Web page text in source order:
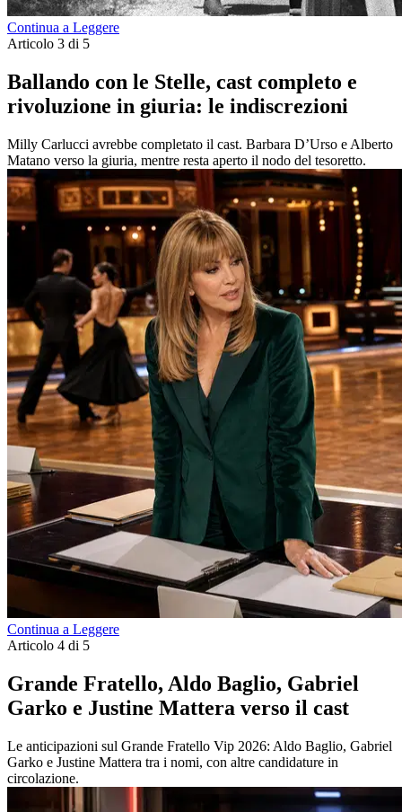
Continua a Leggere
Articolo 3 di 5
Ballando con le Stelle, cast completo e
rivoluzione in giuria: le indiscrezioni
Milly Carlucci avrebbe completato il cast. Barbara D’Urso e Alberto
Matano verso la giuria, mentre resta aperto il nodo del tesoretto.
Continua a Leggere
Articolo 4 di 5
Grande Fratello, Aldo Baglio, Gabriel
Garko e Justine Mattera verso il cast
Le anticipazioni sul Grande Fratello Vip 2026: Aldo Baglio, Gabriel
Garko e Justine Mattera tra i nomi, con altre candidature in
circolazione.